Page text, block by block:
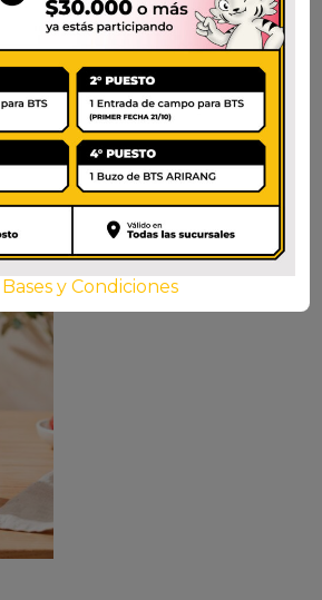
MILKIS FRUTILLA
250ml.
$1.750
y Condiciones